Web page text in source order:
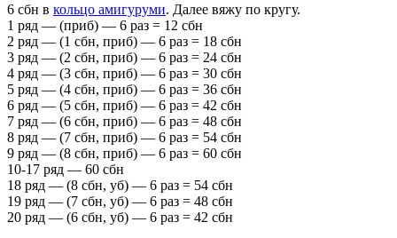
6 сбн в кольцо амигуруми. Далее вяжу по кругу.
1 ряд — (приб) — 6 раз = 12 сбн
2 ряд — (1 сбн, приб) — 6 раз = 18 сбн
3 ряд — (2 сбн, приб) — 6 раз = 24 сбн
4 ряд — (3 сбн, приб) — 6 раз = 30 сбн
5 ряд — (4 сбн, приб) — 6 раз = 36 сбн
6 ряд — (5 сбн, приб) — 6 раз = 42 сбн
7 ряд — (6 сбн, приб) — 6 раз = 48 сбн
8 ряд — (7 сбн, приб) — 6 раз = 54 сбн
9 ряд — (8 сбн, приб) — 6 раз = 60 сбн
10-17 ряд — 60 сбн
18 ряд — (8 сбн, уб) — 6 раз = 54 сбн
19 ряд — (7 сбн, уб) — 6 раз = 48 сбн
20 ряд — (6 сбн, уб) — 6 раз = 42 сбн